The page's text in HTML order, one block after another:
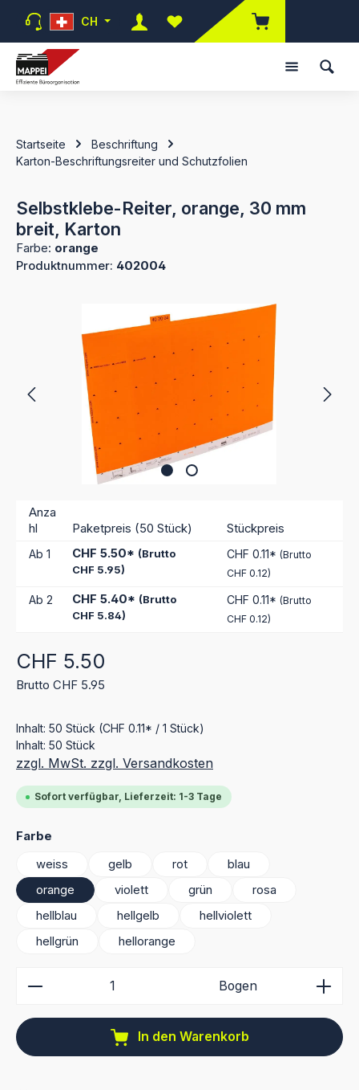
Zum Hauptinhalt springen
CH
Du hast 0 Produkte auf dem
Startseite
Beschriftung
Karton-Beschriftungsreiter und Schutzfolien
Selbstklebe-Reiter, orange, 30 mm
breit, Karton
Farbe: orange
Produktnummer: 402004
Bildergalerie überspringen
Anza
hl
Paketpreis (50 Stück) Stückpreis
Ab 1 CHF 5.50* (Brutto
CHF 5.95)
CHF 0.11* (Brutto
CHF 0.12)
Ab 2 CHF 5.40* (Brutto
CHF 5.84)
CHF 0.11* (Brutto
CHF 0.12)
Regulärer Preis:
CHF 5.50
Brutto CHF 5.95
Inhalt: 50 Stück (CHF 0.11* / 1 Stück)
Inhalt: 50 Stück
zzgl. MwSt. zzgl. Versandkosten
Sofort verfügbar, Lieferzeit: 1-3 Tage
Farbe
weiss
gelb rot
blau
orange
violett grün
rosa
hellblau
hellgelb
hellviolett
hellgrün
hellorange
Produkt Anzahl: Gib den gewünschten Wert ein
Bogen
In den Warenkorb